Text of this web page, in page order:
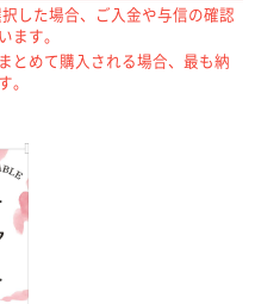
した場合、ご入金や与信の確認
ます。
とめて購入される場合、最も納